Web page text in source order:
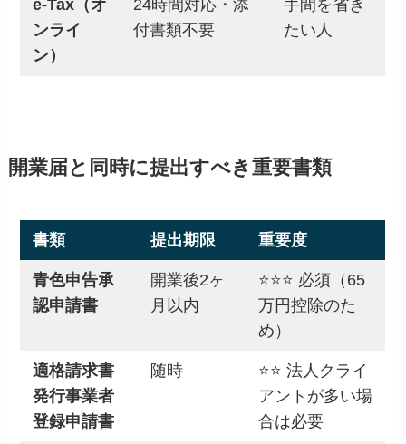
e-Tax（オ
ンライ
ン）
24時間対応・添
付書類不要
手間を省き
たい人
開業届と同時に提出すべき重要書類
書類 提出期限 重要度
青色申告承
認申請書
開業後2ヶ
月以内
⭐⭐⭐ 必須（65
万円控除のた
め）
適格請求書
発行事業者
登録申請書
随時
⭐⭐ 法人クライ
アントが多い場
合は必要